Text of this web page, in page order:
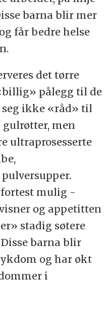
barna blir mer
får bedre helse
det tørre
pålegg til de
seg ikke «råd» til
gulrøtter, men
ultraprosesserte
mulig -
og appetitten
stadig søtere
barna blir
og har økt
i